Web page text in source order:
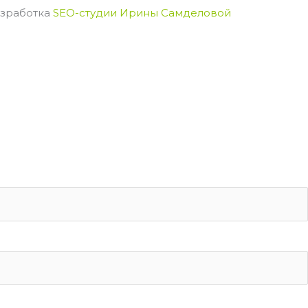
SEO-студии Ирины Самделовой